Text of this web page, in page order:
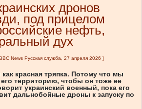
дронов
под прицелом
нефть,
дух
BBC News Русская служба, 27 апреля 2026 ]
красная тряпка. Потому что мы
территорию, чтобы он тоже ее
украинский военный, пока его
дальнобойные дроны к запуску по